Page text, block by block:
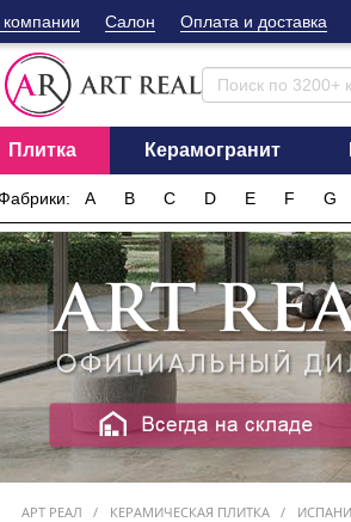
Cалон Оплата и доставка
Плитка Керамогранит
A B C D E F G
АРТ РЕАЛ КЕРАМИЧЕСКАЯ ПЛИТКА